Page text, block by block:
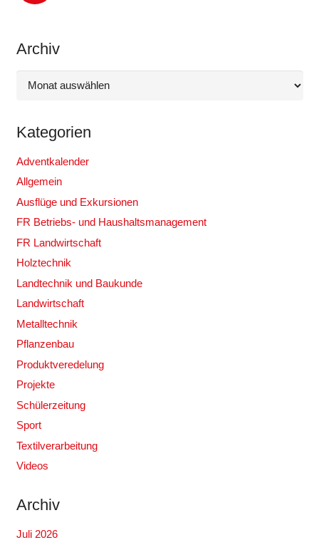
Archiv
Archiv
Kategorien
Adventkalender
Allgemein
Ausflüge und Exkursionen
FR Betriebs- und Haushaltsmanagement
FR Landwirtschaft
Holztechnik
Landtechnik und Baukunde
Landwirtschaft
Metalltechnik
Pflanzenbau
Produktveredelung
Projekte
Schülerzeitung
Sport
Textilverarbeitung
Videos
Archiv
Juli 2026